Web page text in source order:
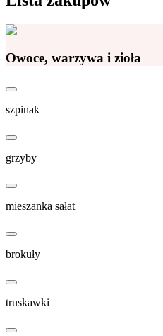
Owoce, warzywa i zioła
szpinak
grzyby
mieszanka sałat
brokuły
truskawki